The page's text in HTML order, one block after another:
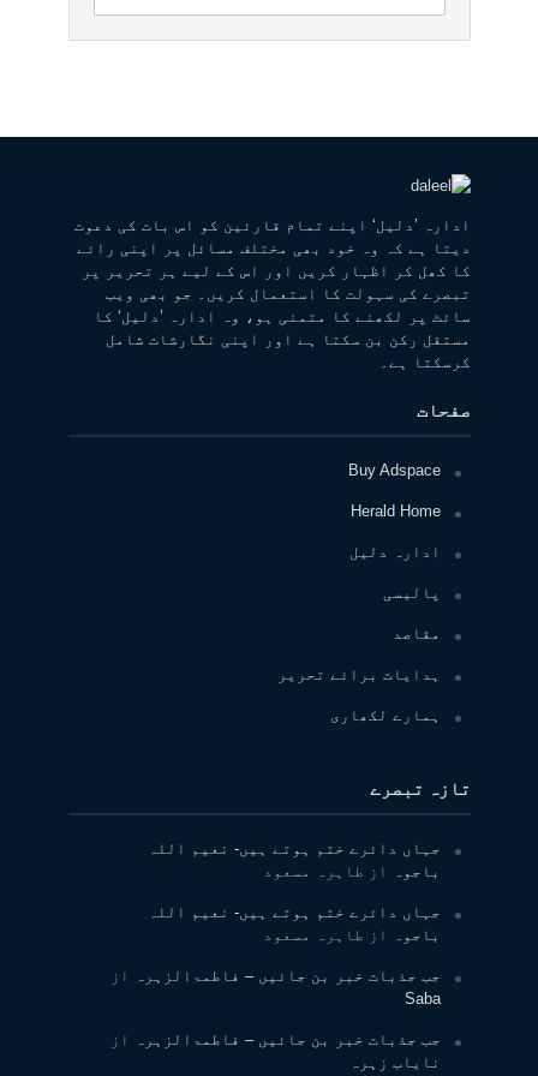
ادارہ ’دلیل‘ اپنے تمام قارئین کو اس بات کی دعوت
دیتا ہے کہ وہ خود بھی مختلف مسائل پر اپنی رائے
کا کھل کر اظہار کریں اور اس کے لیے ہر تحریر پر
تبصرے کی سہولت کا استعمال کریں۔ جو بھی ویب
سائٹ پر لکھنے کا متمنی ہو، وہ ادارہ ’دلیل‘ کا
مستقل رکن بن سکتا ہے اور اپنی نگارشات شامل
کرسکتا ہے۔
صفحات
Buy Adspace
Herald Home
ادارہ دلیل
پالیسی
مقاصد
ہدایات برائے تحریر
ہمارے لکھاری
تازہ تبصرے
جہاں دائرے ختم ہوتے ہیں- نعیم اللہ
باجوہ
از طاہرہ مسعود
جہاں دائرے ختم ہوتے ہیں- نعیم اللہ
باجوہ
از طاہرہ مسعود
جب جذبات خبر بن جائیں – فاطمۃالزہرہ
از
Saba
جب جذبات خبر بن جائیں – فاطمۃالزہرہ
از
نایاب زہرہ